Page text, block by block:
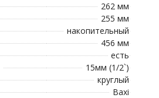
262 мм
255 мм
накопительный
456 мм
есть
15мм (1/2`)
круглый
Baxi